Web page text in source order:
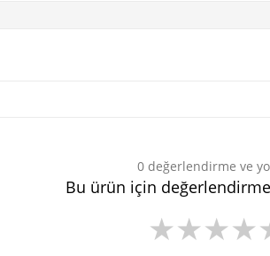
0 değerlendirme ve
Bu ürün için değerlendirme
★★★★